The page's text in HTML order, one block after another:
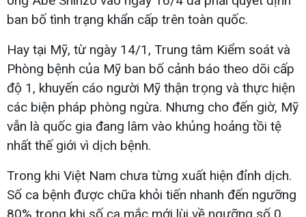
ban bố tình trạng khẩn cấp trên toàn quốc.
Hay tại Mỹ, từ ngày 14/1, Trung tâm Kiểm soát và
Phòng bệnh của Mỹ ban bố cảnh báo theo dõi cấp
độ 1, khuyến cáo người Mỹ thận trọng và thực hiện
các biện pháp phòng ngừa. Nhưng cho đến giờ, Mỹ
vẫn là quốc gia đang lâm vào khủng hoảng tồi tệ
nhất thế giới vì dịch bệnh.
Trong khi Việt Nam chưa từng xuất hiện đỉnh dịch.
Số ca bệnh được chữa khỏi tiến nhanh đến ngưỡng
80% trong khi số ca mắc mới lùi về ngưỡng số 0.